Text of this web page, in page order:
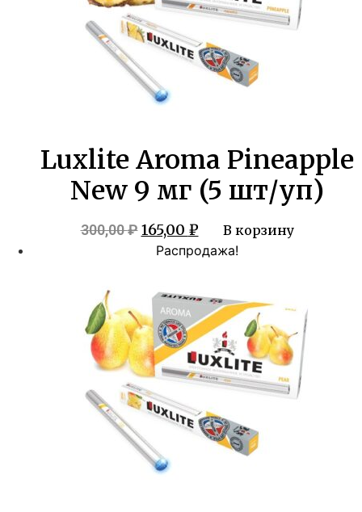
Luxlite Aroma Pineapple
New 9 мг (5 шт/уп)
300,00₽ Первоначальная
цена
300,00 ₽.
165,00 ₽Текущая
цена:
В корзину
Распродажа!